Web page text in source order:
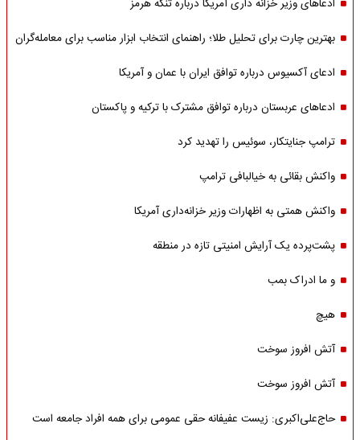
ادعاهای وزیر خزانه داری آمریکا درباره تنگه هرمز
بهترین چارت برای تحلیل طلا؛ راهنمای انتخاب ابزار مناسب برای معامله‌گران
ادعای آکسیوس درباره توافق ایران با عمان و آمریکا
ادعاهای عربستان درباره توافق مشترک با ترکیه و پاکستان
ترامپ جنایتکار، سوئیس را تهدید کرد
واکنش بقائی به خیالبافی ترامپ
واکنش همتی به اظهارات وزیر خزانه‌داری آمریکا
پشت‌پرده یک آرایش امنیتی تازه در منطقه
و ما ادراک بمب
هیچ
آتش افروز سوخت
آتش افروز سوخت
حاج‌علی‌اکبری: زیست عفیفانه حقی عمومی برای همه افراد جامعه است